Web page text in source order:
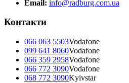
Email: info@radburg.com.ua
Контакти
066 063 5503Vodafone
099 641 8060Vodafone
066 359 2958Vodafone
066 772 3090Vodafone
068 772 3090Kyivstar